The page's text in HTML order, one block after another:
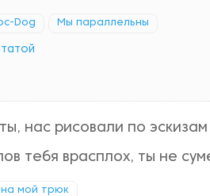
Dog Мы параллельны
нас рисовали по эскизам
тебя врасплох, ты не
мой трюк